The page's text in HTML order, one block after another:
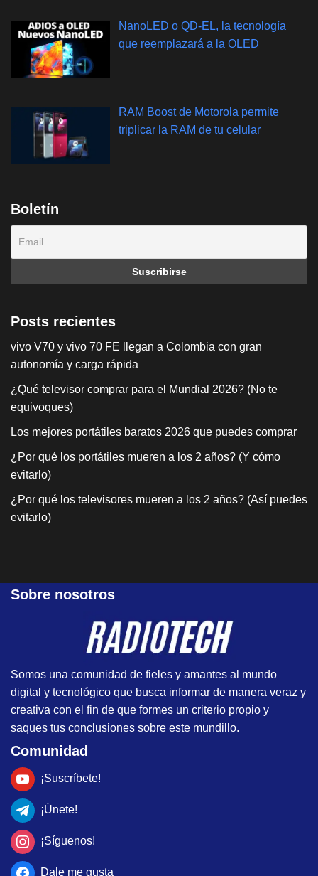
NanoLED o QD-EL, la tecnología
que reemplazará a la OLED
RAM Boost de Motorola permite
triplicar la RAM de tu celular
Boletín
Posts recientes
vivo V70 y vivo 70 FE llegan a Colombia con gran
autonomía y carga rápida
¿Qué televisor comprar para el Mundial 2026? (No te
equivoques)
Los mejores portátiles baratos 2026 que puedes comprar
¿Por qué los portátiles mueren a los 2 años? (Y cómo
evitarlo)
¿Por qué los televisores mueren a los 2 años? (Así puedes
evitarlo)
Sobre nosotros
Somos una comunidad de fieles y amantes al mundo
digital y tecnológico que busca informar de manera veraz y
creativa con el fin de que formes un criterio propio y
saques tus conclusiones sobre este mundillo.
Comunidad
¡Suscríbete!
¡Únete!
¡Síguenos!
Dale me gusta